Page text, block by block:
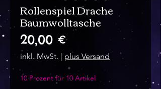
Rollenspiel Drache
Baumwolltasche
20,00 €Preis
inkl. MwSt. | plus Versand
10 Prozent für 10 Artikel